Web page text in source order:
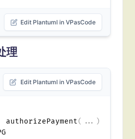
Edit Plantuml in VPasCode
理
Edit Plantuml in VPasCode
authorizePayment( ... )